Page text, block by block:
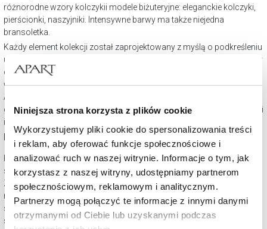
Niniejsza strona korzysta z plików cookie
Wykorzystujemy pliki cookie do spersonalizowania treści
i reklam, aby oferować funkcje społecznościowe i
analizować ruch w naszej witrynie. Informacje o tym, jak
korzystasz z naszej witryny, udostępniamy partnerom
społecznościowym, reklamowym i analitycznym.
Partnerzy mogą połączyć te informacje z innymi danymi
otrzymanymi od Ciebie lub uzyskanymi podczas
różnorodne wzory kolczykii modele biżuteryjne: eleganckie kolczyki,
pierścionki, naszyjniki. Intensywne barwy ma także niejedna
bransoletka.
Każdy element kolekcji został zaprojektowany z myślą o podkreśleniu
unikatowego charakteru kolorowych kamieni, oferując szeroki wybór
dla osób ceniących zarówno subtelną elegancję, jak i odważne,
wyraziste akcenty. Dzięki zróżnicowaniu stylów, kolekcja Kolory od
Apart umożliwia indywidualne dopasowanie biżuterii do osobistego
gustu i stylu życia, stanowiąc doskonałe uzupełnienie każdej stylizacji
i sposób, by wyrazić swoją osobowość.
Dla kogo kolorowa biżuteria?
Kolorowa biżuteria nie zna ograniczeń wiekowych czy stylistycznych,
stając się atrakcyjnym wyborem dla szerokiego spektrum osób.
Zróżnicowane wzornictwo pozwala na dopasowanie do
różnorodnych gustów i potrzeb, od subtelnych, codziennych
stylizacji po wyjątkowe okazje. Uniwersalność kolorowej biżuterii
sprawia, że jest ona doskonałym wyborem dla każdego, kto pragnie